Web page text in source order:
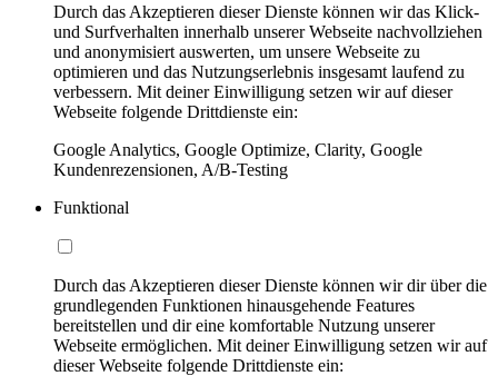
Durch das Akzeptieren dieser Dienste können wir das Klick-
und Surfverhalten innerhalb unserer Webseite nachvollziehen
und anonymisiert auswerten, um unsere Webseite zu
optimieren und das Nutzungserlebnis insgesamt laufend zu
verbessern. Mit deiner Einwilligung setzen wir auf dieser
Webseite folgende Drittdienste ein:
Google Analytics, Google Optimize, Clarity, Google
Kundenrezensionen, A/B-Testing
Funktional
Durch das Akzeptieren dieser Dienste können wir dir über die
grundlegenden Funktionen hinausgehende Features
bereitstellen und dir eine komfortable Nutzung unserer
Webseite ermöglichen. Mit deiner Einwilligung setzen wir auf
dieser Webseite folgende Drittdienste ein: